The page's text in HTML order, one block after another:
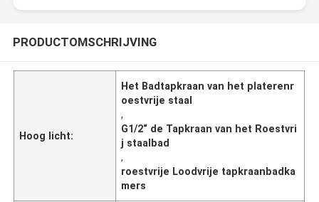
PRODUCTOMSCHRIJVING
Hoog licht:
Het Badtapkraan van het platerenr
oestvrije staal
,
G1/2“ de Tapkraan van het Roestvri
j staalbad
,
roestvrije Loodvrije tapkraanbadka
mers